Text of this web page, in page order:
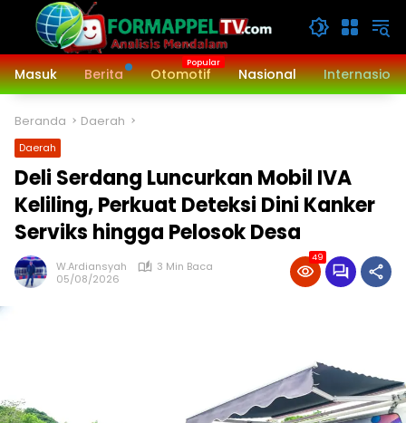
Langsung
konten
Masuk
Berita Otomotif Nasional
Beranda Daerah
Daerah
Deli Serdang Luncurkan Mobil IVA
Keliling, Perkuat Deteksi Dini Kanker
Serviks hingga Pelosok Desa
W.Ardiansyah
3 Min Baca
05/08/2026
49